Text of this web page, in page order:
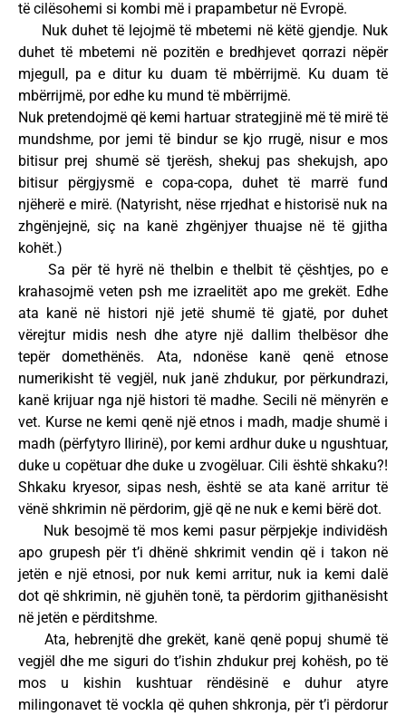
të cilësohemi si kombi më i prapambetur në Evropë.
Nuk duhet të lejojmë të mbetemi në këtë gjendje. Nuk
duhet të mbetemi në pozitën e bredhjevet qorrazi nëpër
mjegull, pa e ditur ku duam të mbërrijmë. Ku duam të
mbërrijmë, por edhe ku mund të mbërrijmë.
Nuk pretendojmë që kemi hartuar strategjinë më të mirë të
mundshme, por jemi të bindur se kjo rrugë, nisur e mos
bitisur prej shumë së tjerësh, shekuj pas shekujsh, apo
bitisur përgjysmë e copa-copa, duhet të marrë fund
njëherë e mirë. (Natyrisht, nëse rrjedhat e historisë nuk na
zhgënjejnë, siç na kanë zhgënjyer thuajse në të gjitha
kohët.)
Sa për të hyrë në thelbin e thelbit të çështjes, po e
krahasojmë veten psh me izraelitët apo me grekët. Edhe
ata kanë në histori një jetë shumë të gjatë, por duhet
vërejtur midis nesh dhe atyre një dallim thelbësor dhe
tepër domethënës. Ata, ndonëse kanë qenë etnose
numerikisht të vegjël, nuk janë zhdukur, por përkundrazi,
kanë krijuar nga një histori të madhe. Secili në mënyrën e
vet. Kurse ne kemi qenë një etnos i madh, madje shumë i
madh (përfytyro Ilirinë), por kemi ardhur duke u ngushtuar,
duke u copëtuar dhe duke u zvogëluar. Cili është shkaku?!
Shkaku kryesor, sipas nesh, është se ata kanë arritur të
vënë shkrimin në përdorim, gjë që ne nuk e kemi bërë dot.
Nuk besojmë të mos kemi pasur përpjekje individësh
apo grupesh për t’i dhënë shkrimit vendin që i takon në
jetën e një etnosi, por nuk kemi arritur, nuk ia kemi dalë
dot që shkrimin, në gjuhën tonë, ta përdorim gjithanësisht
në jetën e përditshme.
Ata, hebrenjtë dhe grekët, kanë qenë popuj shumë të
vegjël dhe me siguri do t’ishin zhdukur prej kohësh, po të
mos u kishin kushtuar rëndësinë e duhur atyre
milingonavet të vockla që quhen shkronja, për t’i përdorur